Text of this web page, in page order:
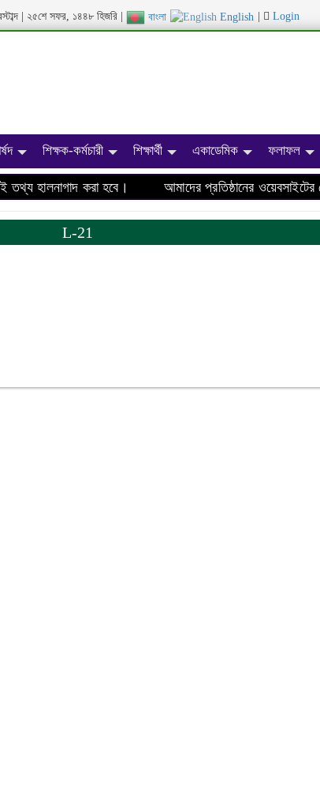
| ২৫শে সফর, ১৪৪৮ হিজরি | বাংলা English Login
শিক্ষক-কর্মচারী শিক্ষার্থী একাডেমিক ফলাফল
আমাদের প্রতিষ্ঠানের ওয়েবসাইটের
হালনাগাদ করা হবে।
L-21